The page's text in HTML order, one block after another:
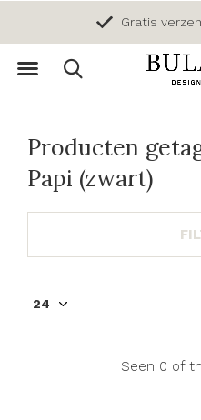
Gratis
Producten
Papi (zwart)
Seen 0 of